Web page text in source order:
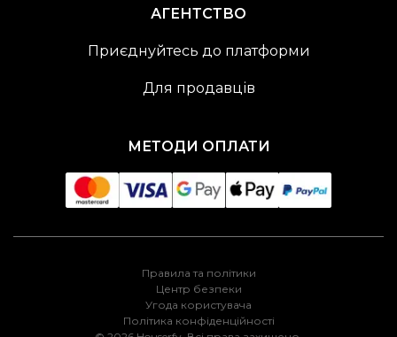
АГЕНТСТВО
Приєднуйтесь до платформи
Для продавців
МЕТОДИ ОПЛАТИ
Політика конфіденційності
Угода користувача
Центр безпеки
Правила та політики